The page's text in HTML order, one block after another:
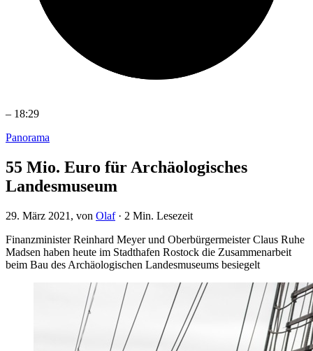
– 18:29
Panorama
55 Mio. Euro für Archäologisches
Landesmuseum
29. März 2021 , von Olaf· 2 Min. Lesezeit
Finanzminister Reinhard Meyer und Oberbürgermeister Claus Ruhe
Madsen haben heute im Stadthafen Rostock die Zusammenarbeit
beim Bau des Archäologischen Landesmuseums besiegelt